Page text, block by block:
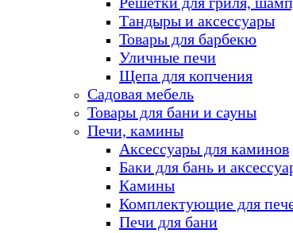
Тандыры и аксессуары
Товары для барбекю
Уличные печи
Щепа для копчения
Садовая мебель
Товары для бани и сауны
Печи, камины
Аксессуары для каминов
Баки для бань и
Камины
Комплектующие для
Печи для бани